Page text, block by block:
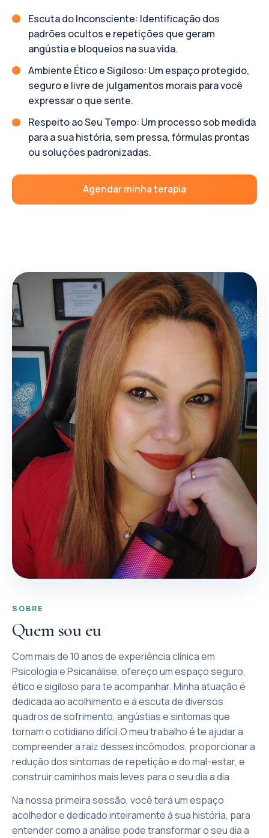
Escuta do Inconsciente: Identificação dos
padrões ocultos e repetições que geram
angústia e bloqueios na sua vida.
Ambiente Ético e Sigiloso: Um espaço protegido,
seguro e livre de julgamentos morais para você
expressar o que sente.
Respeito ao Seu Tempo: Um processo sob medida
para a sua história, sem pressa, fórmulas prontas
ou soluções padronizadas.
Agendar minha terapia
SOBRE
Quem sou eu
Com mais de 10 anos de experiência clínica em
Psicologia e Psicanálise, ofereço um espaço seguro,
ético e sigiloso para te acompanhar. Minha atuação é
dedicada ao acolhimento e à escuta de diversos
quadros de sofrimento, angústias e sintomas que
tornam o cotidiano difícil.​O meu trabalho é te ajudar a
compreender a raiz desses incômodos, proporcionar a
redução dos sintomas de repetição e do mal-estar, e
construir caminhos mais leves para o seu dia a dia.
Na nossa primeira sessão, você terá um espaço
acolhedor e dedicado inteiramente à sua história, para
entender como a análise pode transformar o seu dia a